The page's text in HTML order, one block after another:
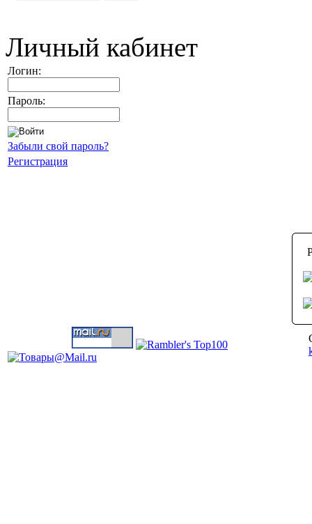
Личный кабинет
Логин:
Пароль:
Забыли свой пароль?
Регистрация